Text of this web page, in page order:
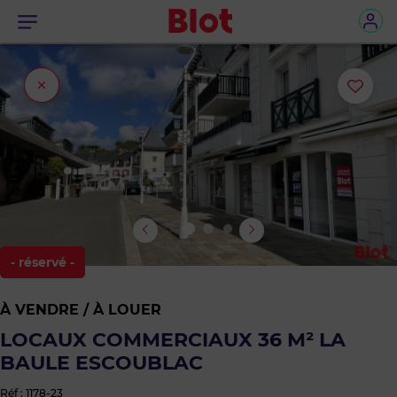
Menu
Fermer
l'onglet
ou
bien
- réservé -
À VENDRE / À LOUER
LOCAUX COMMERCIAUX 36 M² LA
BAULE ESCOUBLAC
Réf : 1178-23